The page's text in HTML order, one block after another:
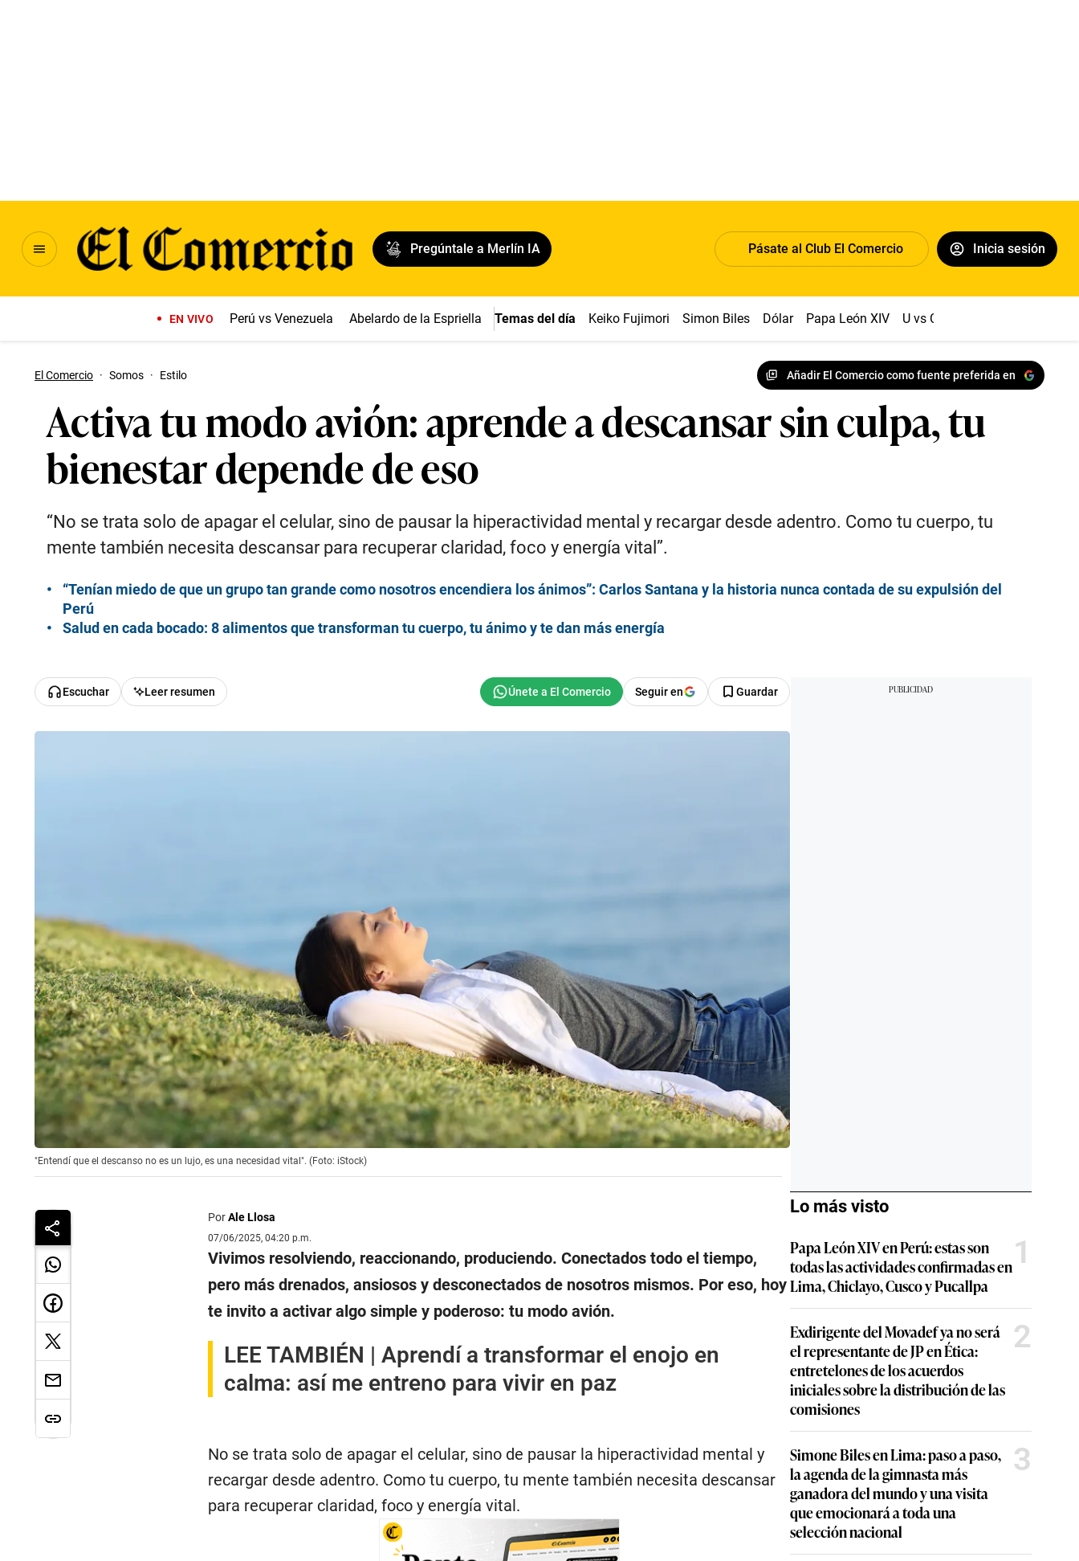
Pregúntale a Merlín IA Pásate al Club El Comercio Inicia sesión
EN VIVO Perú vs Venezuela Abelardo de la Espriella Temas del día Keiko Fujimori Simon Biles Dólar Papa León XIV U vs Cristal
El Comercio · Somos · Estilo Añadir El Comercio como fuente preferida en
Activa tu modo avión: aprende a descansar sin culpa, tu
bienestar depende de eso
“No se trata solo de apagar el celular, sino de pausar la hiperactividad mental y recargar desde adentro. Como tu cuerpo, tu
mente también necesita descansar para recuperar claridad, foco y energía vital”.
“Tenían miedo de que un grupo tan grande como nosotros encendiera los ánimos”: Carlos Santana y la historia nunca contada de su expulsión del
Perú
Salud en cada bocado: 8 alimentos que transforman tu cuerpo, tu ánimo y te dan más energía
Escuchar Leer resumen Seguir en Guardar
"Entendí que el descanso no es un lujo, es una necesidad vital". (Foto: iStock)
PorAle Llosa
07/06/2025, 04:20 p.m.
Vivimos resolviendo, reaccionando, produciendo. Conectados todo el tiempo,
pero más drenados, ansiosos y desconectados de nosotros mismos. Por eso, hoy
te invito a activar algo simple y poderoso: tu modo avión.
LEE TAMBIÉN | Aprendí a transformar el enojo en
calma: así me entreno para vivir en paz
No se trata solo de apagar el celular, sino de pausar la hiperactividad mental y
recargar desde adentro. Como tu cuerpo, tu mente también necesita descansar
para recuperar claridad, foco y energía vital.
Lo más visto
Papa León XIV en Perú: estas son
todas las actividades confirmadas en
Lima, Chiclayo, Cusco y Pucallpa
1
Exdirigente del Movadef ya no será
el representante de JP en Ética:
entretelones de los acuerdos
iniciales sobre la distribución de las
comisiones
2
Simone Biles en Lima: paso a paso,
la agenda de la gimnasta más
ganadora del mundo y una visita
que emocionará a toda una
selección nacional
3